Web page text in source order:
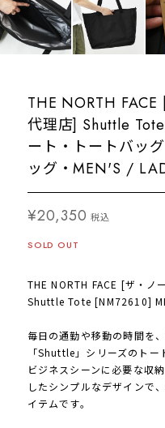
THE NORTH
代理店] Shuttle
ート・トートバッ
ッグ・MEN'S /
¥20,350 税込
SOLD OUT
THE NORTH FACE [ザ・ノ
Shuttle Tote [NM72610]
毎日の通勤や移動の時間を
「Shuttle」シリーズのトー
ビジネスシーンに必要な収
したシンプルなデザインで
イテムです。